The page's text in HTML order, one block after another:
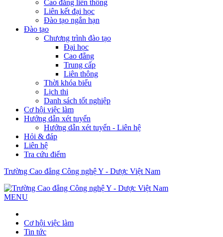
Cao đẳng liên thông
Liên kết đại học
Đào tạo ngắn hạn
Đào tạo
Chương trình đào tạo
Đại học
Cao đẳng
Trung cấp
Liên thông
Thời khóa biểu
Lịch thi
Danh sách tốt nghiệp
Cơ hội việc làm
Hướng dẫn xét tuyển
Hướng dẫn xét tuyển - Liên hệ
Hỏi & đáp
Liên hệ
Tra cứu điểm
Trường Cao đẳng Công nghệ Y - Dược Việt Nam
MENU
Cơ hội việc làm
Tin tức